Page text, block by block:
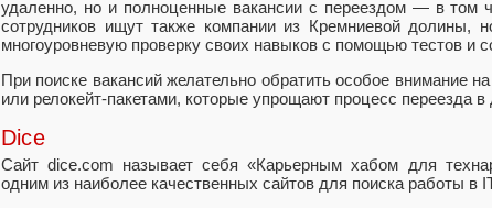
удаленно, но и полноценные вакансии с переездом — в
сотрудников ищут также компании из Кремниевой долины,
многоуровневую проверку своих навыков с помощью тестов и
При поиске вакансий желательно обратить особое внимание
или релокейт-пакетами, которые упрощают процесс переезда в
Dice
Сайт dice.com называет себя «Карьерным хабом для
одним из наиболее качественных сайтов для поиска работы в